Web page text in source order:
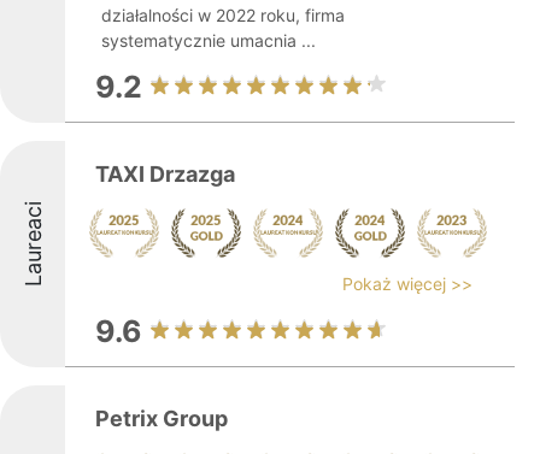
działalności w 2022 roku, firma
systematycznie umacnia ...
9.2
Laureaci
TAXI Drzazga
Pokaż więcej >>
9.6
Petrix Group